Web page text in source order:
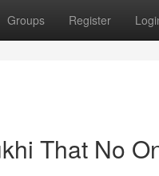
Groups Register
That No